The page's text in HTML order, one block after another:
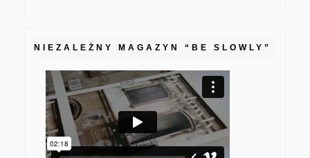
NIEZALEŻNY MAGAZYN “BE SLOWLY”